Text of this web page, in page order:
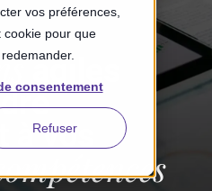
vos préférences,
cookie pour que
consentement
Refuser
agiles
vos